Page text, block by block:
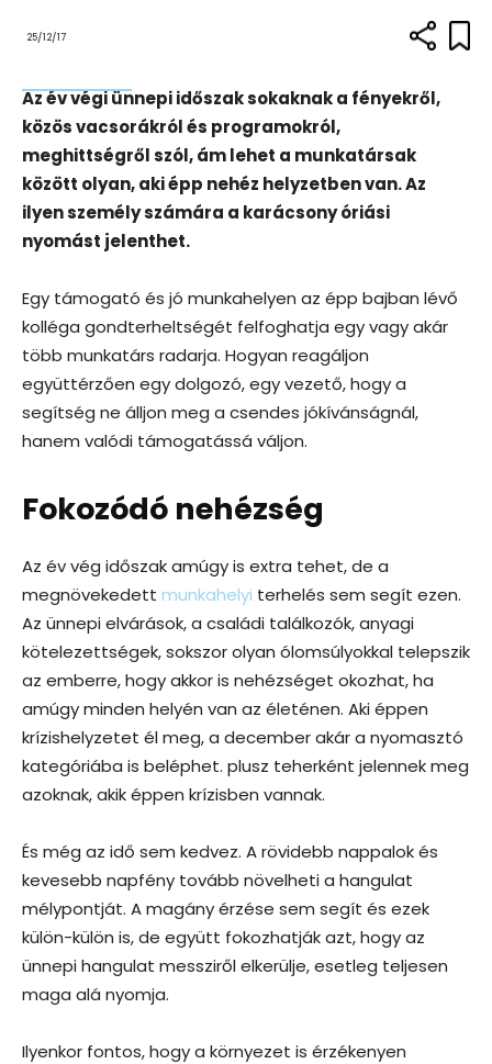
25/12/17
Az év végi ünnepi időszak sokaknak a fényekről,
közös vacsorákról és programokról,
meghittségről szól, ám lehet a munkatársak
között olyan, aki épp nehéz helyzetben van. Az
ilyen személy számára a karácsony óriási
nyomást jelenthet.
Egy támogató és jó munkahelyen az épp bajban lévő
kolléga gondterheltségét felfoghatja egy vagy akár
több munkatárs radarja. Hogyan reagáljon
együttérzően egy dolgozó, egy vezető, hogy a
segítség ne álljon meg a csendes jókívánságnál,
hanem valódi támogatássá váljon.
Fokozódó nehézség
Az év vég időszak amúgy is extra tehet, de a
megnövekedett munkahelyi terhelés sem segít ezen.
Az ünnepi elvárások, a családi találkozók, anyagi
kötelezettségek, sokszor olyan ólomsúlyokkal telepszik
az emberre, hogy akkor is nehézséget okozhat, ha
amúgy minden helyén van az életénen. Aki éppen
krízishelyzetet él meg, a december akár a nyomasztó
kategóriába is beléphet. plusz teherként jelennek meg
azoknak, akik éppen krízisben vannak.
És még az idő sem kedvez. A rövidebb nappalok és
kevesebb napfény tovább növelheti a hangulat
mélypontját. A magány érzése sem segít és ezek
külön-külön is, de együtt fokozhatják azt, hogy az
ünnepi hangulat messziről elkerülje, esetleg teljesen
maga alá nyomja.
Ilyenkor fontos, hogy a környezet is érzékenyen